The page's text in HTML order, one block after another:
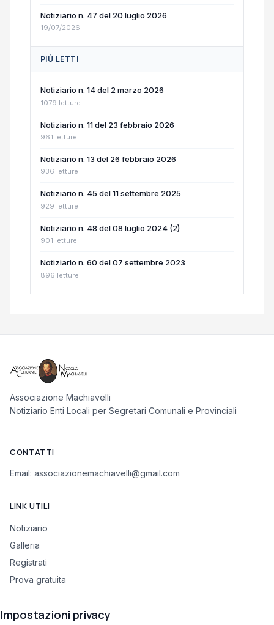
Notiziario n. 47 del 20 luglio 2026
19/07/2026
PIÙ LETTI
Notiziario n. 14 del 2 marzo 2026
1079 letture
Notiziario n. 11 del 23 febbraio 2026
961 letture
Notiziario n. 13 del 26 febbraio 2026
936 letture
Notiziario n. 45 del 11 settembre 2025
929 letture
Notiziario n. 48 del 08 luglio 2024 (2)
901 letture
Notiziario n. 60 del 07 settembre 2023
896 letture
Associazione Machiavelli
Notiziario Enti Locali per Segretari Comunali e Provinciali
CONTATTI
Email: associazionemachiavelli@gmail.com
LINK UTILI
Notiziario
Galleria
Registrati
Prova gratuita
INFORMAZIONI LEGALI
Impostazioni privacy